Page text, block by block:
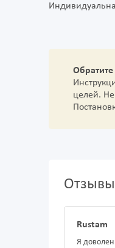
целей.
Отзывы
Rustam
Я доволен